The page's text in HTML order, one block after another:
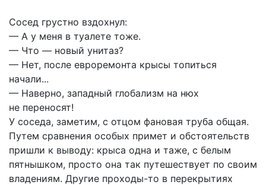
Сосед грустно вздохнул:
— А у меня в туалете тоже.
— Что — новый унитаз?
— Нет, после евроремонта крысы топиться
начали...
— Наверно, западный глобализм на нюх
не переносят!
У соседа, заметим, с отцом фановая труба общая.
Путем сравнения особых примет и обстоятельств
пришли к выводу: крыса одна и таже, с белым
пятнышком, просто она так путешествует по своим
владениям. Другие проходы-то в перекрытиях